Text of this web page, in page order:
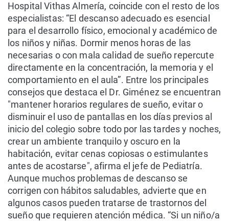
Hospital Vithas Almería, coincide con el resto de los
especialistas: “El descanso adecuado es esencial
para el desarrollo físico, emocional y académico de
los niños y niñas. Dormir menos horas de las
necesarias o con mala calidad de sueño repercute
directamente en la concentración, la memoria y el
comportamiento en el aula”. Entre los principales
consejos que destaca el Dr. Giménez se encuentran
"mantener horarios regulares de sueño, evitar o
disminuir el uso de pantallas en los días previos al
inicio del colegio sobre todo por las tardes y noches,
crear un ambiente tranquilo y oscuro en la
habitación, evitar cenas copiosas o estimulantes
antes de acostarse", afirma el jefe de Pediatría.
Aunque muchos problemas de descanso se
corrigen con hábitos saludables, advierte que en
algunos casos pueden tratarse de trastornos del
sueño que requieren atención médica. “Si un niño/a